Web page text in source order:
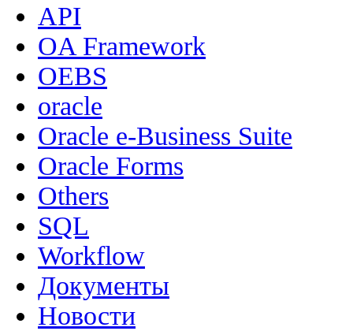
API
OA Framework
OEBS
oracle
Oracle e-Business Suite
Oracle Forms
Others
SQL
Workflow
Документы
Новости